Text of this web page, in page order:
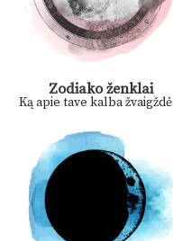
Zodiako ženklai
Ką apie tave kalba